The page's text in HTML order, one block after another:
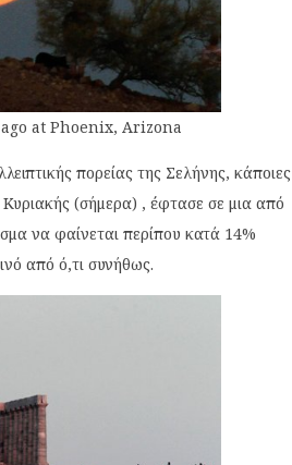
at Phoenix, Arizona
πορείας της Σελήνης, κάποιες
(σήμερα) , έφτασε σε μια από
να φαίνεται περίπου κατά 14%
από ό,τι συνήθως.